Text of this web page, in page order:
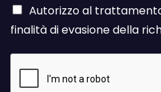
Autorizzo al
finalità di evasione della